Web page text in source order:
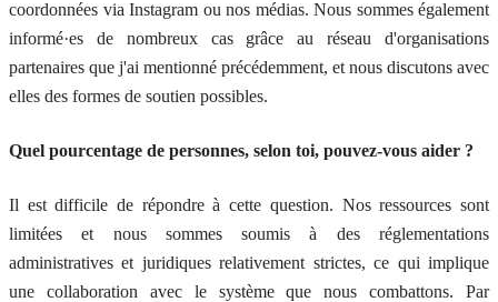
coordonnées via Instagram ou nos médias. Nous sommes également
informé·es de nombreux cas grâce au réseau d'organisations
partenaires que j'ai mentionné précédemment, et nous discutons avec
elles des formes de soutien possibles.
Quel pourcentage de personnes, selon toi, pouvez-vous aider ?
Il est difficile de répondre à cette question. Nos ressources sont
limitées et nous sommes soumis à des réglementations
administratives et juridiques relativement strictes, ce qui implique
une collaboration avec le système que nous combattons. Par